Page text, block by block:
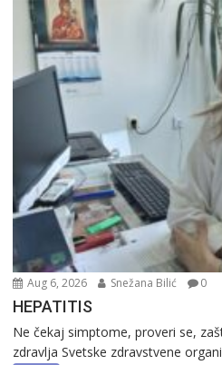
Aug 6, 2026 Snežana Bilić 0
HEPATITIS
Ne čekaj simptome, proveri se,
zdravlja Svetske zdravstvene